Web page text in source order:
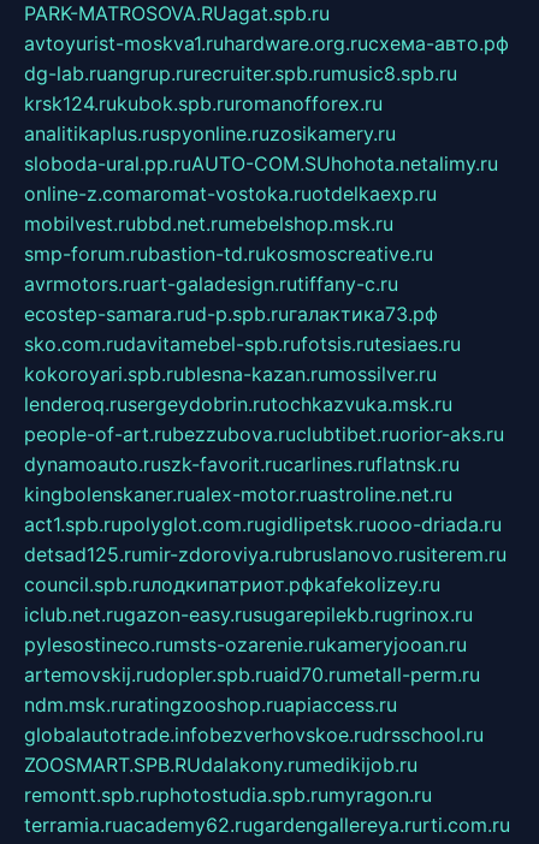
PARK-MATROSOVA.RUagat.spb.ru
avtoyurist-moskva1.ruhardware.org.ruсхема-авто.рф
dg-lab.ruangrup.rurecruiter.spb.rumusic8.spb.ru
krsk124.rukubok.spb.ruromanofforex.ru
analitikaplus.ruspyonline.ruzosikamery.ru
sloboda-ural.pp.ruAUTO-COM.SUhohota.netalimy.ru
online-z.comaromat-vostoka.ruotdelkaexp.ru
mobilvest.rubbd.net.rumebelshop.msk.ru
smp-forum.rubastion-td.rukosmoscreative.ru
avrmotors.ruart-galadesign.rutiffany-c.ru
ecostep-samara.rud-p.spb.ruгалактика73.рф
sko.com.rudavitamebel-spb.rufotsis.rutesiaes.ru
kokoroyari.spb.rublesna-kazan.rumossilver.ru
lenderoq.rusergeydobrin.rutochkazvuka.msk.ru
people-of-art.rubezzubova.ruclubtibet.ruorior-aks.ru
dynamoauto.ruszk-favorit.rucarlines.ruflatnsk.ru
kingbolenskaner.rualex-motor.ruastroline.net.ru
act1.spb.rupolyglot.com.rugidlipetsk.ruooo-driada.ru
detsad125.rumir-zdoroviya.rubruslanovo.rusiterem.ru
council.spb.ruлодкипатриот.рфkafekolizey.ru
iclub.net.rugazon-easy.rusugarepilekb.rugrinox.ru
pylesostineco.rumsts-ozarenie.rukameryjooan.ru
artemovskij.rudopler.spb.ruaid70.rumetall-perm.ru
ndm.msk.ruratingzooshop.ruapiaccess.ru
globalautotrade.infobezverhovskoe.rudrsschool.ru
ZOOSMART.SPB.RUdalakony.rumedikijob.ru
remontt.spb.ruphotostudia.spb.rumyragon.ru
terramia.ruacademy62.rugardengallereya.rurti.com.ru